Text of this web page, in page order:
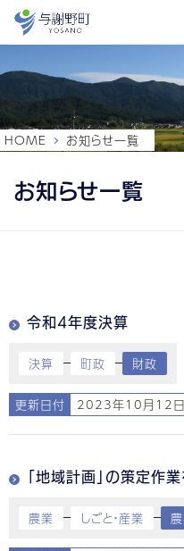
お知らせ一覧
HOME お知らせ一覧
令和4年度決算
決算 町政 財政
更新日付 2023年10月12
「地域計画」の策定作
農業 しごと・産業